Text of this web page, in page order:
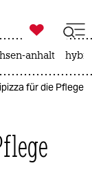

taz zahl ich
anhalt
für die Pflege